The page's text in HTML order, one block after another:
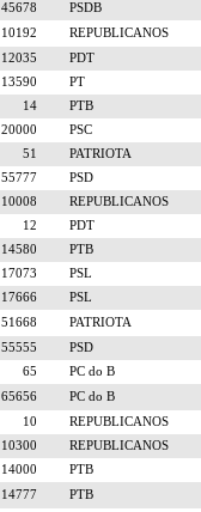
45678
PSDB
10192
REPUBLICANOS
12035
PDT
13590
PT
14
PTB
20000
PSC
51
PATRIOTA
55777
PSD
10008
REPUBLICANOS
12
PDT
14580
PTB
17073
PSL
17666
PSL
51668
PATRIOTA
55555
PSD
65
PC do B
65656
PC do B
10
REPUBLICANOS
10300
REPUBLICANOS
14000
PTB
14777
PTB